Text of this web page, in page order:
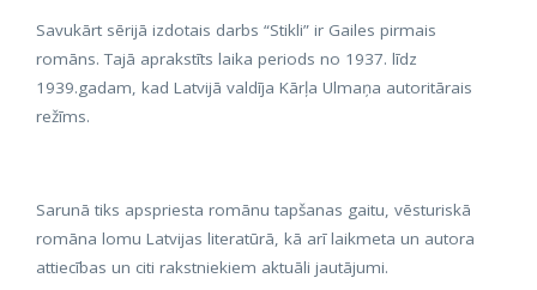
Savukārt sērijā izdotais darbs “Stikli” ir Gailes pirmais
romāns. Tajā aprakstīts laika periods no 1937. līdz
1939.gadam, kad Latvijā valdīja Kārļa Ulmaņa autoritārais
režīms.
Sarunā tiks apspriesta romānu tapšanas gaitu, vēsturiskā
romāna lomu Latvijas literatūrā, kā arī laikmeta un autora
attiecības un citi rakstniekiem aktuāli jautājumi.